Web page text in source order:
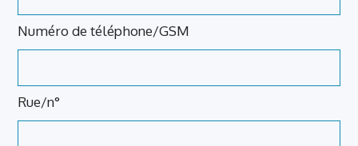
Numéro de téléphone/GSM
Rue/n°